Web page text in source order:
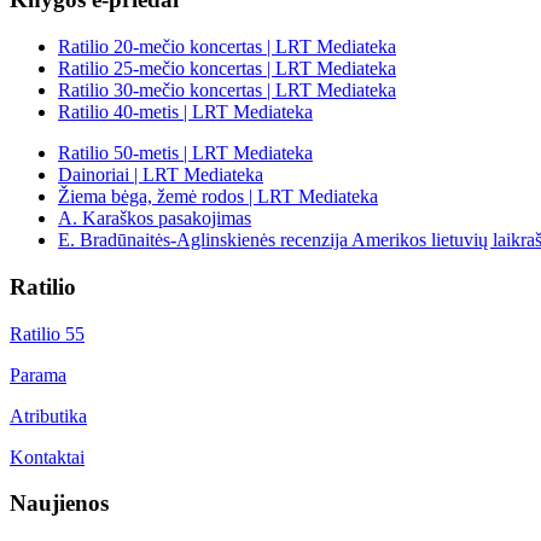
Ratilio 20-mečio koncertas | LRT Mediateka
Ratilio 25-mečio koncertas | LRT Mediateka
Ratilio 30-mečio koncertas | LRT Mediateka
Ratilio 40-metis | LRT Mediateka
Ratilio 50-metis | LRT Mediateka
Dainoriai | LRT Mediateka
Žiema bėga, žemė rodos | LRT Mediateka
A. Karaškos pasakojimas
E. Bradūnaitės-Aglinskienės recenzija Amerikos lietuvių
Ratilio
Ratilio 55
Parama
Atributika
Kontaktai
Naujienos